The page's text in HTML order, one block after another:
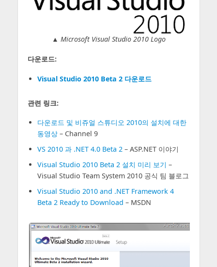
▲ Microsoft Visual Studio 2010 Logo
다운로드:
Visual Studio 2010 Beta 2 다운로드
관련 링크:
다운로드 및 비쥬얼 스튜디오 2010의 설치에 대한
동영상– Channel 9
VS 2010 과 .NET 4.0 Beta 2– ASP.NET 이야기
Visual Studio 2010 Beta 2 설치 미리 보기 –
Visual Studio Team System 2010 공식 팀 블로그
Visual Studio 2010 and .NET Framework 4
Beta 2 Ready to Download – MSDN